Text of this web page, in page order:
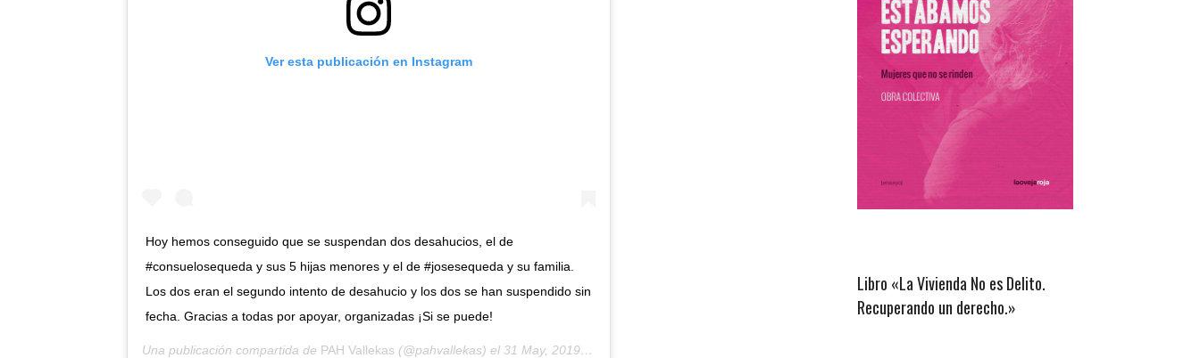
Ver esta publicación en Instagram
Hoy hemos conseguido que se suspendan dos desahucios, el de
#consuelosequeda y sus 5 hijas menores y el de #josesequeda y su familia.
Los dos eran el segundo intento de desahucio y los dos se han suspendido sin
fecha. Gracias a todas por apoyar, organizadas ¡Si se puede!
Una publicación compartida de PAH Vallekas (@pahvallekas) el 31 May, 2019 a las 2:16 PDT
Libro «La Vivienda No es Delito.
Recuperando un derecho.»